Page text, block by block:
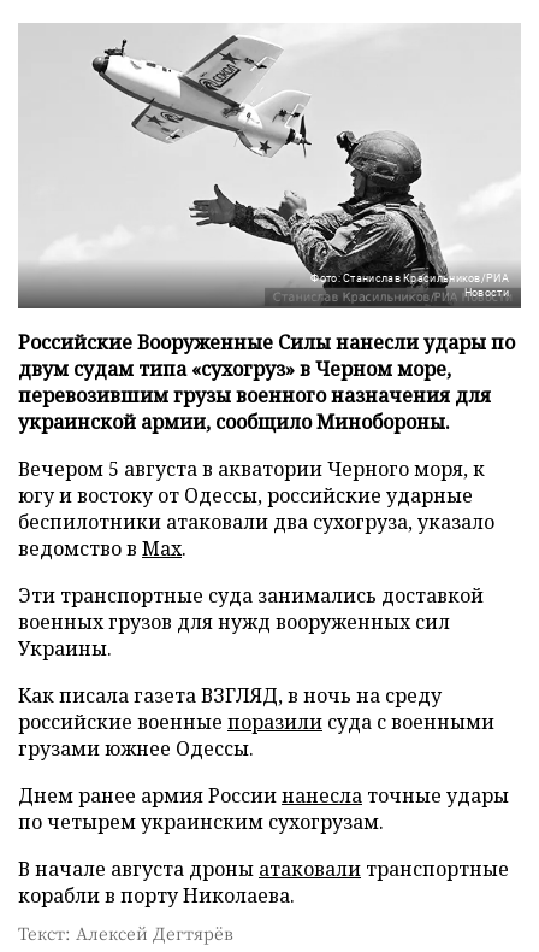
Фото: Станислав Красильников/РИА
Новости
Российские Вооруженные Силы нанесли удары по
двум судам типа «сухогруз» в Черном море,
перевозившим грузы военного назначения для
украинской армии, сообщило Минобороны.
Вечером 5 августа в акватории Черного моря, к
югу и востоку от Одессы, российские ударные
беспилотники атаковали два сухогруза, указало
ведомство в Max.
Эти транспортные суда занимались доставкой
военных грузов для нужд вооруженных сил
Украины.
Как писала газета ВЗГЛЯД, в ночь на среду
российские военные поразили суда с военными
грузами южнее Одессы.
Днем ранее армия Россиинанесла точные удары
по четырем украинским сухогрузам.
В начале августа дроны атаковали транспортные
корабли в порту Николаева.
Текст: Алексей Дегтярёв